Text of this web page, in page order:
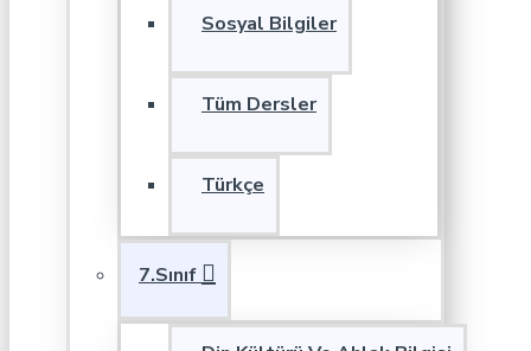
Sosyal Bilgiler
Tüm Dersler
Türkçe
7.Sınıf